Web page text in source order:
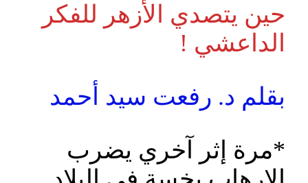
حين يتصدي الأزهر للفكر
الداعشي !
بقلم د. رفعت سيد أحمد
*مرة إثر آخري يضرب